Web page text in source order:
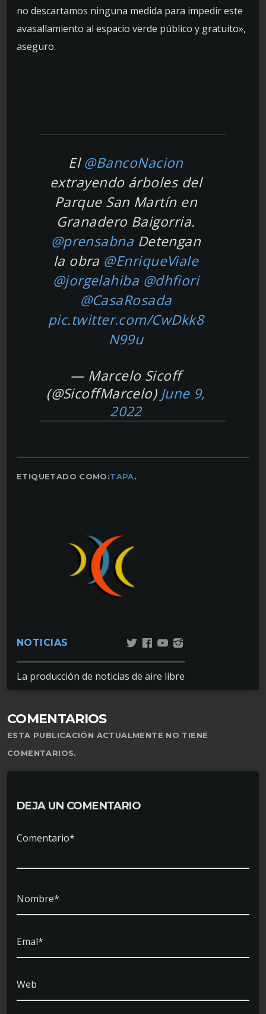
no descartamos ninguna medida para impedir este
avasallamiento al espacio verde público y gratuito»,
aseguro.
El@BancoNacion
extrayendo árboles del
Parque San Martín en
Granadero Baigorria.
@prensabna Detengan
la obra @EnriqueViale
@jorgelahiba @dhfiori
@CasaRosada
pic.twitter.com/CwDkk8
N99u
— Marcelo Sicoff
(@SicoffMarcelo) June 9,
2022
ETIQUETADO COMO:TAPA.
NOTICIAS
La producción de noticias de aire libre
COMENTARIOS
ESTA PUBLICACIÓN ACTUALMENTE NO TIENE
COMENTARIOS.
DEJA UN COMENTARIO
Comentario*
Nombre*
Emal*
Web